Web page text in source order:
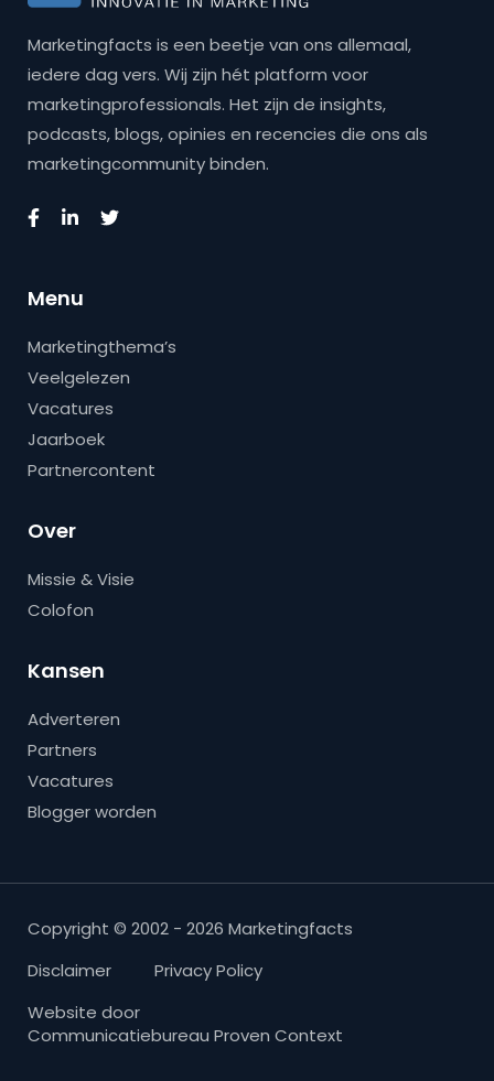
Marketingfacts is een beetje van ons allemaal,
iedere dag vers. Wij zijn hét platform voor
marketingprofessionals. Het zijn de insights,
podcasts, blogs, opinies en recencies die ons als
marketingcommunity binden.
Menu
Marketingthema’s
Veelgelezen
Vacatures
Jaarboek
Partnercontent
Over
Missie & Visie
Colofon
Kansen
Adverteren
Partners
Vacatures
Blogger worden
Copyright © 2002 - 2026 Marketingfacts
Disclaimer
Privacy Policy
Website door
Communicatiebureau Proven Context